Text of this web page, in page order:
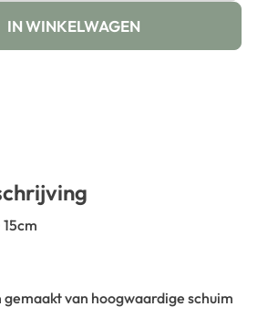
IN WINKELWAGEN
van hoogwaardige schuim